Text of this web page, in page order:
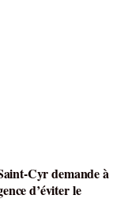
Cyr demande à
d’éviter le